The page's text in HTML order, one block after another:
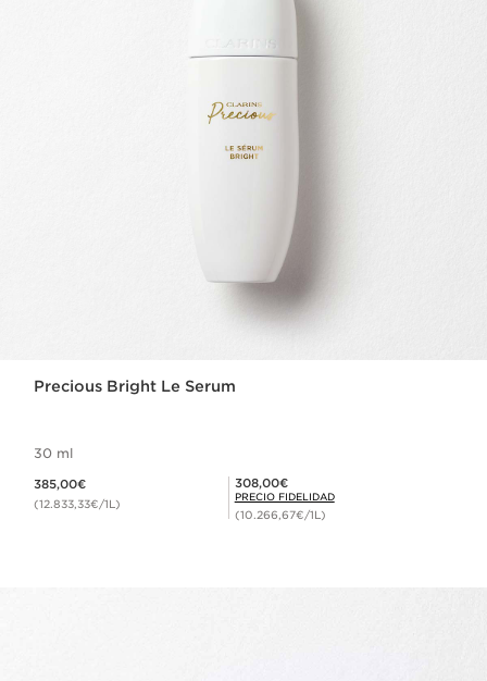
Precious Bright Le Serum
30 ml
385,00€
(12.833,33€/1L)
Precio Fidelidad 308,00€
308,00€
PRECIO FIDELIDAD
(10.266,67€/1L)